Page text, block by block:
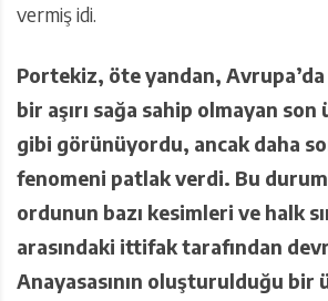
vermiş idi.
Portekiz, öte yandan,
bir aşırı sağa sahip olmayan
gibi görünüyordu, ancak daha
fenomeni patlak verdi. Bu
ordunun bazı kesimleri ve halk
arasındaki ittifak tarafından
Anayasasının oluşturulduğu bir